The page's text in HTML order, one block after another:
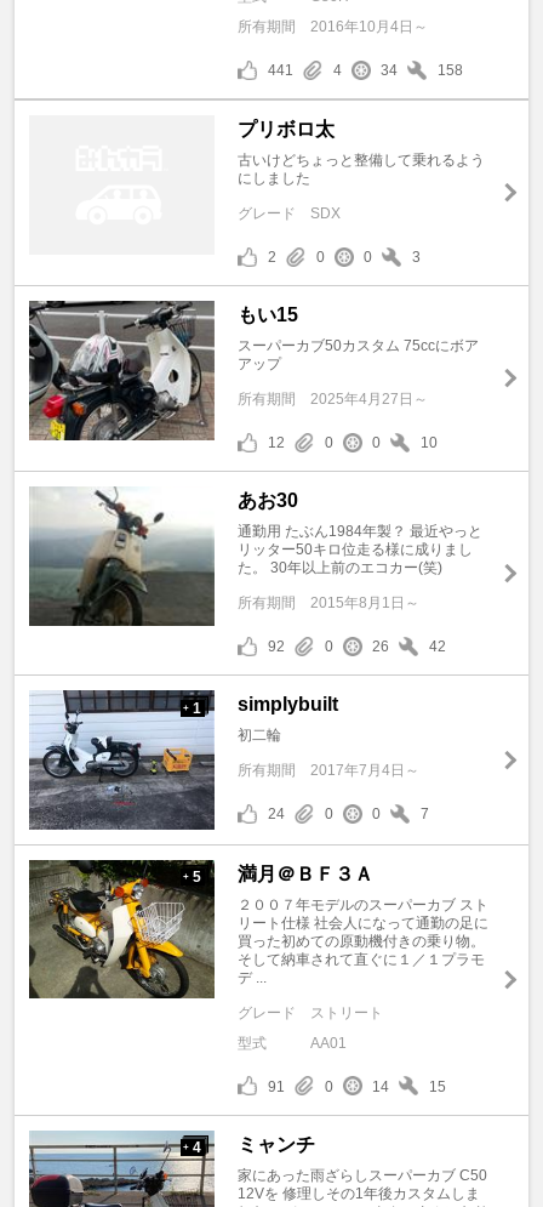
所有期間
2016年10月4日～
441 4 34 158
プリボロ太
古いけどちょっと整備して乗れるよう
にしました
グレード SDX
2 0 0 3
もい15
スーパーカブ50カスタム 75ccにボア
アップ
所有期間 2025年4月27日～
12 0 0 10
あお30
通勤用 たぶん1984年製？ 最近やっと
リッター50キロ位走る様に成りまし
た。 30年以上前のエコカー(笑)
所有期間 2015年8月1日～
92 0 26 42
+ 1 simplybuilt
初二輪
所有期間 2017年7月4日～
24 0 0 7
+ 5 満月＠ＢＦ３Ａ
２００７年モデルのスーパーカブ スト
リート仕様 社会人になって通勤の足に
買った初めての原動機付きの乗り物。
そして納車されて直ぐに１／１プラモ
デ ...
グレード
ストリート
型式
AA01
91 0 14 15
+ 4 ミャンチ
家にあった雨ざらしスーパーカブ C50
12Vを 修理しその1年後カスタムしま